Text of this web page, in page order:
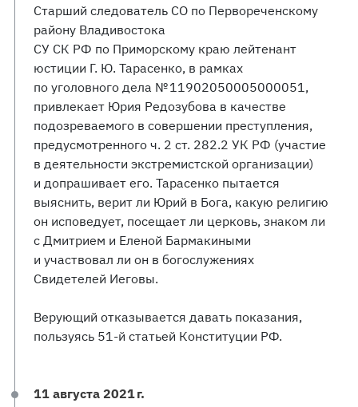
Старший следователь СО по Первореченскому
району Владивостока
СУ СК РФ по Приморскому краю лейтенант
юстиции Г. Ю. Тарасенко, в рамках
по уголовного дела № 11902050005000051,
привлекает Юрия Редозубова в качестве
подозреваемого в совершении преступления,
предусмотренного ч. 2 ст. 282.2 УК РФ (участие
в деятельности экстремистской организации)
и допрашивает его. Тарасенко пытается
выяснить, верит ли Юрий в Бога, какую религию
он исповедует, посещает ли церковь, знаком ли
с Дмитрием и Еленой Бармакиными
и участвовал ли он в богослужениях
Свидетелей Иеговы.
Верующий отказывается давать показания,
пользуясь 51-й статьей Конституции РФ.
11 августа 2021 г.